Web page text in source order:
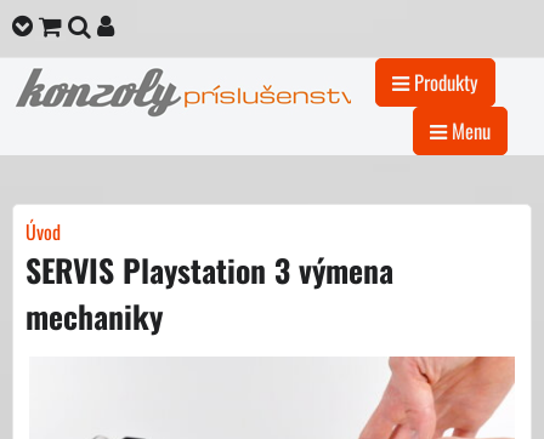
Produkty
Menu
Úvod
SERVIS Playstation 3 výmena
mechaniky